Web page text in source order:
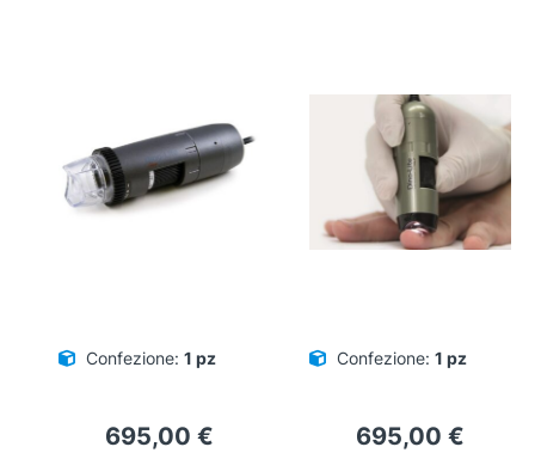
Confezione: 1 pz
695,00 €
Confezione: 1 pz
695,00 €